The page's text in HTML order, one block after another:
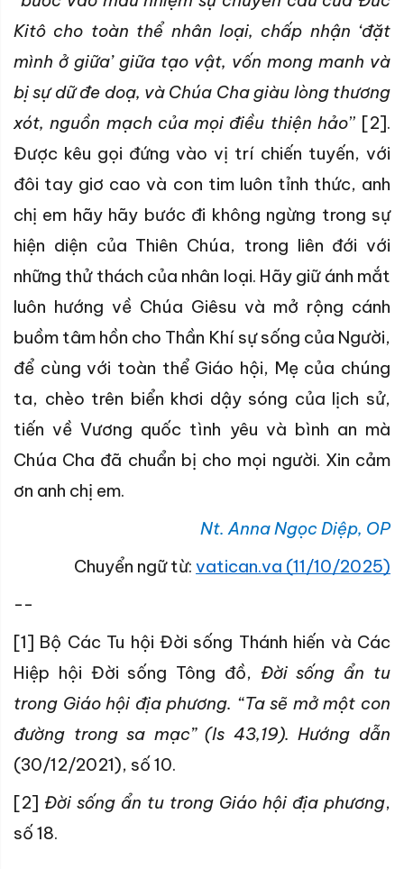
Kitô cho toàn thể nhân loại, chấp nhận ‘đặt
mình ở giữa’ giữa tạo vật, vốn mong manh và
bị sự dữ đe doạ, và Chúa Cha giàu lòng thương
xót, nguồn mạch của mọi điều thiện hảo” [2].
Được kêu gọi đứng vào vị trí chiến tuyến, với
đôi tay giơ cao và con tim luôn tỉnh thức, anh
chị em hãy hãy bước đi không ngừng trong sự
hiện diện của Thiên Chúa, trong liên đới với
những thử thách của nhân loại. Hãy giữ ánh mắt
luôn hướng về Chúa Giêsu và mở rộng cánh
buồm tâm hồn cho Thần Khí sự sống của Người,
để cùng với toàn thể Giáo hội, Mẹ của chúng
ta, chèo trên biển khơi dậy sóng của lịch sử,
tiến về Vương quốc tình yêu và bình an mà
Chúa Cha đã chuẩn bị cho mọi người. Xin cảm
ơn anh chị em.
Nt. Anna Ngọc Diệp, OP
Chuyển ngữ từ: vatican.va (11/10/2025)
--
[1] Bộ Các Tu hội Đời sống Thánh hiến và Các
Hiệp hội Đời sống Tông đồ, Đời sống ẩn tu
trong Giáo hội địa phương. “Ta sẽ mở một con
đường trong sa mạc” (Is 43,19). Hướng dẫn
(30/12/2021), số 10.
[2] Đời sống ẩn tu trong Giáo hội địa phương,
số 18.